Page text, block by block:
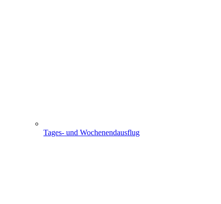
Tages- und Wochenendausflug